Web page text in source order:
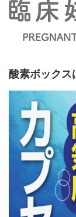
酸素ボックス